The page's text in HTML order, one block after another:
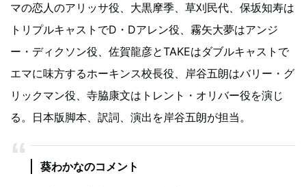
マの恋人のアリッサ役、大黒摩季、草刈民代、保坂知寿は
トリプルキャストでD・Dアレン役、霧矢大夢はアンジ
ー・ディクソン役、佐賀龍彦とTAKEはダブルキャストで
エマに味方するホーキンス校長役、岸谷五朗はバリー・グ
リックマン役、寺脇康文はトレント・オリバー役を演じ
る。日本版脚本、訳詞、演出を岸谷五朗が担当。
葵わかなのコメント